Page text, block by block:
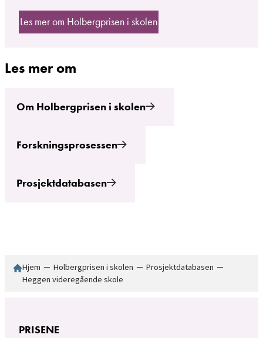
Les mer om Holbergprisen i skolen
Les mer om
Om Holbergprisen i skolen
Forskningsprosessen
Prosjektdatabasen
Hjem ─ Holbergprisen i skolen ─ Prosjektdatabasen ─
Heggen videregående skole
PRISENE